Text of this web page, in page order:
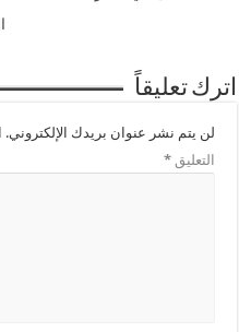
اترك تعليقاً
لن يتم نشر عنوان بريدك الإلكتروني.
التعليق*